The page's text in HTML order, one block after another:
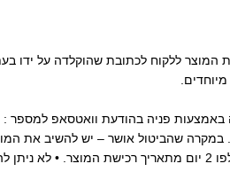
שהביטול אושר – יש להשיב את
שימוש.